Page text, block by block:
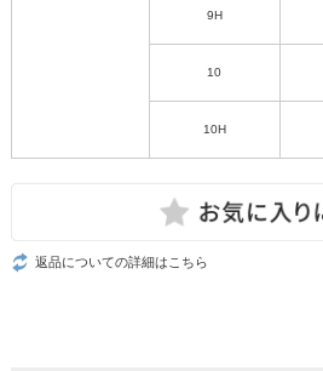
9H
10
10H
返品についての詳細はこちら